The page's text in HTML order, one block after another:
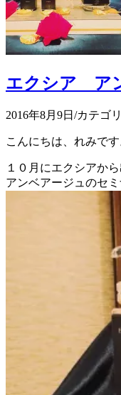
エクシア ア
2016年8月9日 /カテゴ
こんにちは、れみです
１０月にエクシアか
アンベアージュのセ